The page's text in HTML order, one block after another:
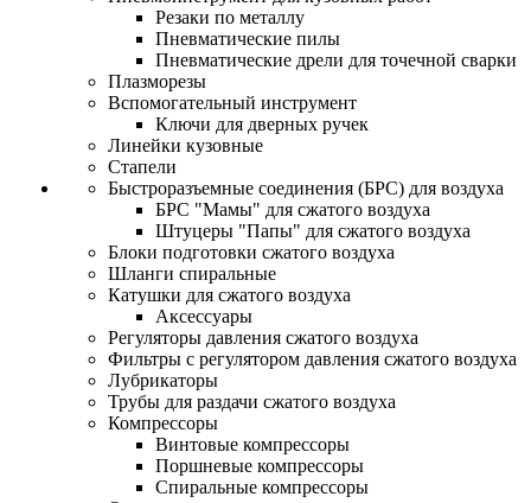
Резаки по металлу
Пневматические пилы
Пневматические дрели для точечной сварки
Плазморезы
Вспомогательный инструмент
Ключи для дверных ручек
Линейки кузовные
Стапели
Быстроразъемные соединения (БРС) для воздуха
БРС "Мамы" для сжатого воздуха
Штуцеры "Папы" для сжатого воздуха
Блоки подготовки сжатого воздуха
Шланги спиральные
Катушки для сжатого воздуха
Аксессуары
Регуляторы давления сжатого воздуха
Фильтры с регулятором давления сжатого воздуха
Лубрикаторы
Трубы для раздачи сжатого воздуха
Компрессоры
Винтовые компрессоры
Поршневые компрессоры
Спиральные компрессоры